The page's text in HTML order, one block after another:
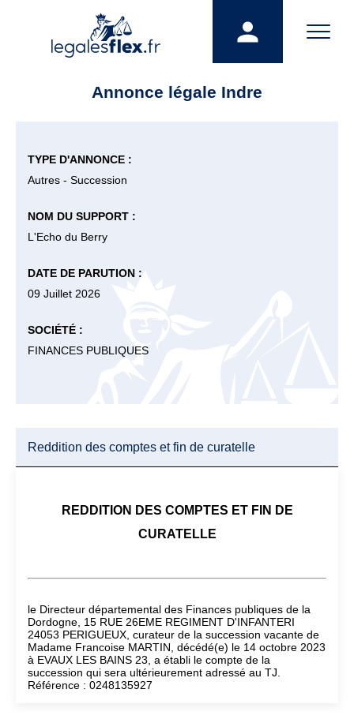
Annonce légale Indre
TYPE D'ANNONCE :
Autres - Succession
NOM DU SUPPORT :
L'Echo du Berry
DATE DE PARUTION :
09 Juillet 2026
SOCIÉTÉ :
FINANCES PUBLIQUES
Reddition des comptes et fin de curatelle
REDDITION DES COMPTES ET FIN DE
CURATELLE
le Directeur départemental des Finances publiques de la
Dordogne, 15 RUE 26EME REGIMENT D'INFANTERI
24053 PERIGUEUX, curateur de la succession vacante de
Madame Francoise MARTIN, décédé(e) le 14 octobre 2023
à EVAUX LES BAINS 23, a établi le compte de la
succession qui sera ultérieurement adressé au TJ.
Référence : 0248135927